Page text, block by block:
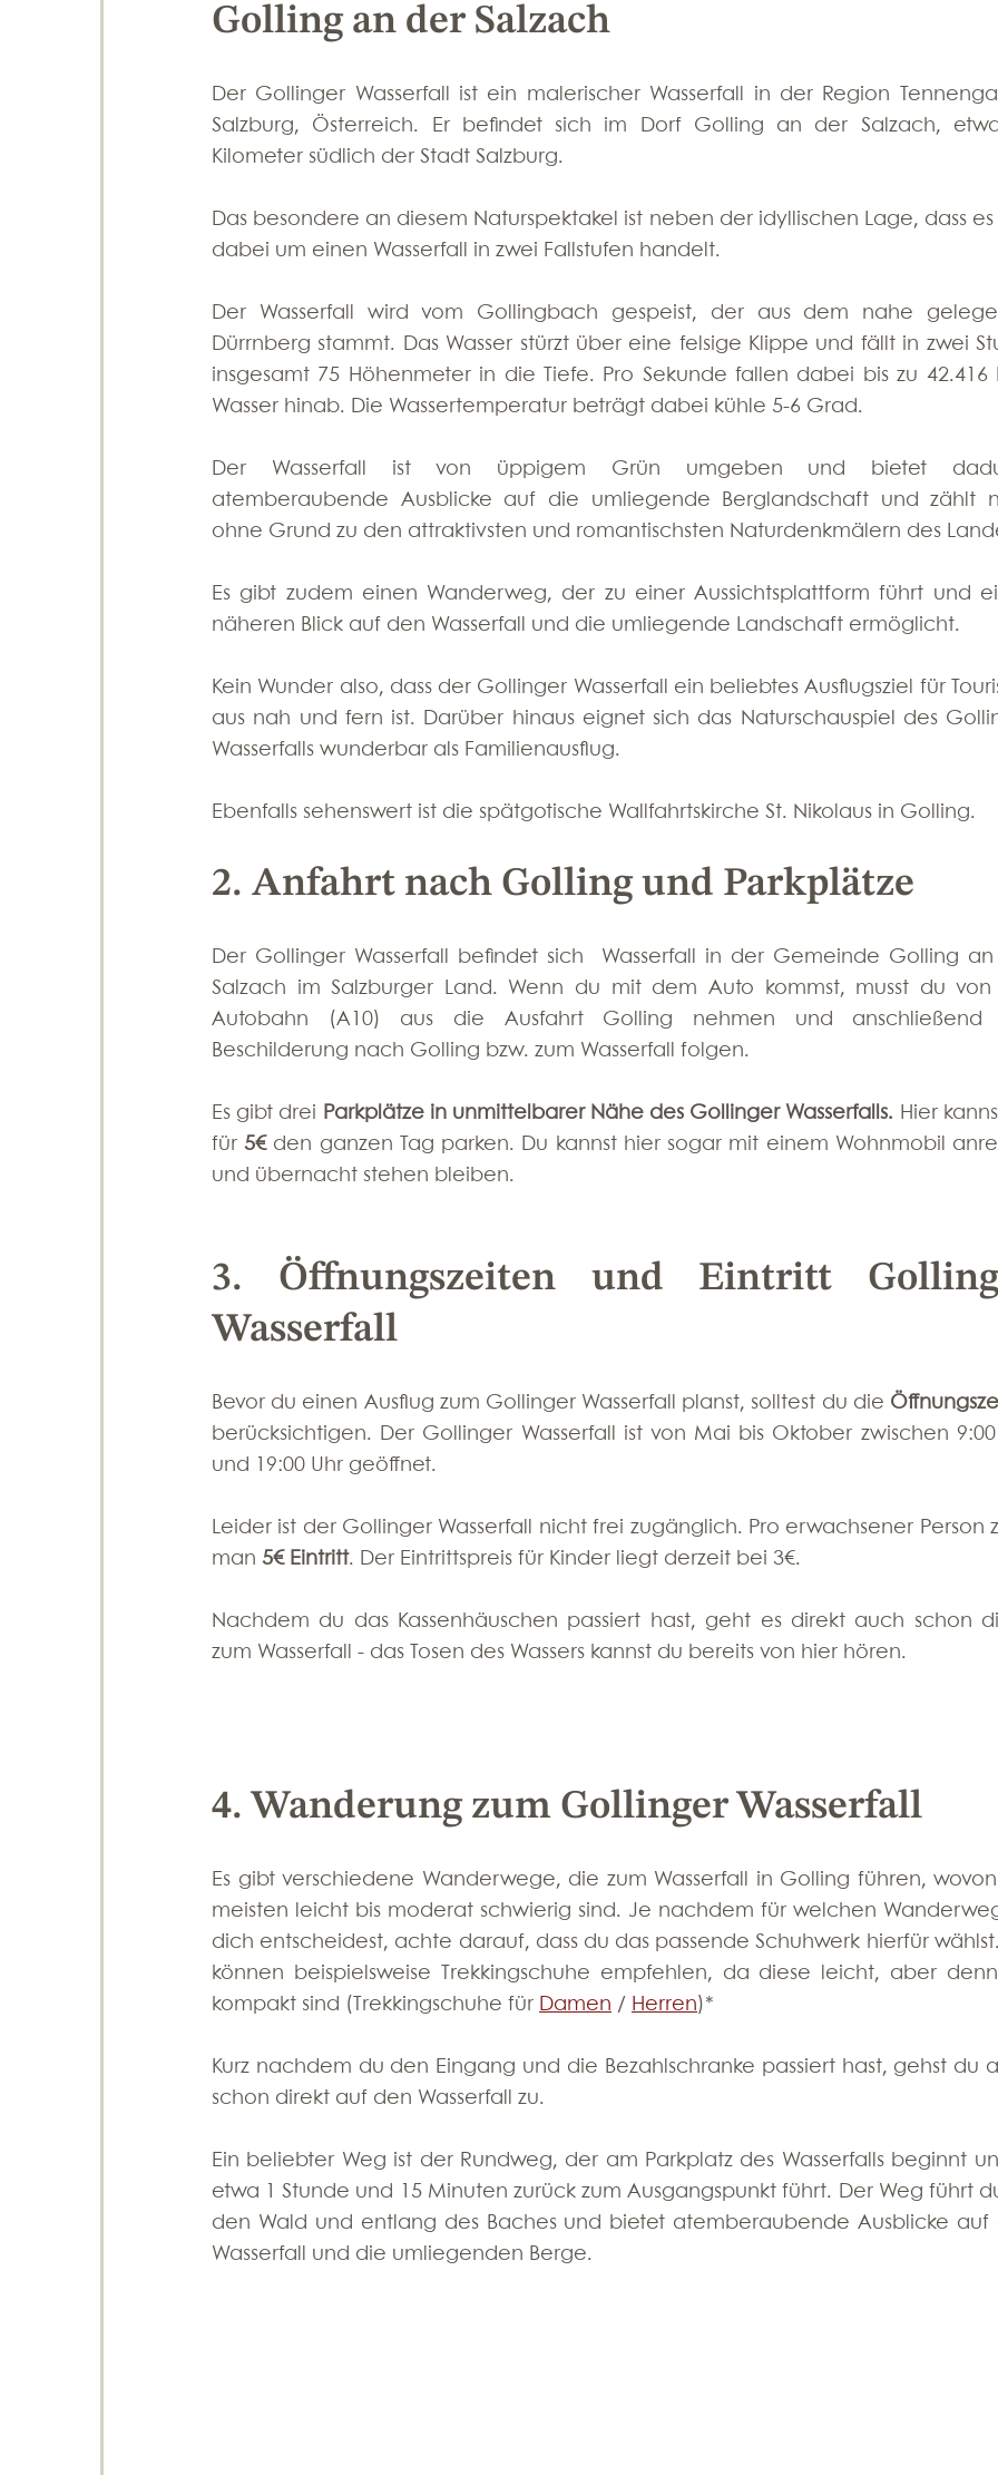
Golling an der Salzach
Der Gollinger Wasserfall ist ein malerischer Wasserfall in der Region
Salzburg, Österreich. Er befindet sich im Dorf Golling an der Salzach,
Kilometer südlich der Stadt Salzburg.
Das besondere an diesem Naturspektakel ist neben der idyllischen Lage, dass es
dabei um einen Wasserfall in zwei Fallstufen handelt.
Der Wasserfall wird vom Gollingbach gespeist, der aus dem nahe
Dürrnberg stammt. Das Wasser stürzt über eine felsige Klippe und fällt in zwei
insgesamt 75 Höhenmeter in die Tiefe. Pro Sekunde fallen dabei bis zu 42.416
Wasser hinab. Die Wassertemperatur beträgt dabei kühle 5-6 Grad.
Der Wasserfall ist von üppigem Grün umgeben und bietet
atemberaubende Ausblicke auf die umliegende Berglandschaft und zählt
ohne Grund zu den attraktivsten und romantischsten Naturdenkmälern des
Es gibt zudem einen Wanderweg, der zu einer Aussichtsplattform führt und
näheren Blick auf den Wasserfall und die umliegende Landschaft ermöglicht.
Kein Wunder also, dass der Gollinger Wasserfall ein beliebtes Ausflugsziel für
aus nah und fern ist. Darüber hinaus eignet sich das Naturschauspiel des
Wasserfalls wunderbar als Familienausflug.
Ebenfalls sehenswert ist die spätgotische Wallfahrtskirche St. Nikolaus in Golling.
2. Anfahrt nach Golling und Parkplätze
Der Gollinger Wasserfall befindet sich  Wasserfall in der Gemeinde Golling
Salzach im Salzburger Land. Wenn du mit dem Auto kommst, musst du
Autobahn (A10) aus die Ausfahrt Golling nehmen und anschließend
Beschilderung nach Golling bzw. zum Wasserfall folgen.
Es gibt drei Parkplätze in unmittelbarer Nähe des Gollinger Wasserfalls. Hier
für 5€ den ganzen Tag parken. Du kannst hier sogar mit einem Wohnmobil
und übernacht stehen bleiben.
3. Öffnungszeiten und Eintritt
Wasserfall
Bevor du einen Ausflug zum Gollinger Wasserfall planst, solltest du die
berücksichtigen. Der Gollinger Wasserfall ist von Mai bis Oktober zwischen
und 19:00 Uhr geöffnet.
Leider ist der Gollinger Wasserfall nicht frei zugänglich. Pro erwachsener Person
man 5€ Eintritt. Der Eintrittspreis für Kinder liegt derzeit bei 3€.
Nachdem du das Kassenhäuschen passiert hast, geht es direkt auch schon
zum Wasserfall - das Tosen des Wassers kannst du bereits von hier hören.
4. Wanderung zum Gollinger Wasserfall
Es gibt verschiedene Wanderwege, die zum Wasserfall in Golling führen,
meisten leicht bis moderat schwierig sind. Je nachdem für welchen
dich entscheidest, achte darauf, dass du das passende Schuhwerk hierfür
können beispielsweise Trekkingschuhe empfehlen, da diese leicht, aber
kompakt sind (Trekkingschuhe für Damen / Herren)*
Kurz nachdem du den Eingang und die Bezahlschranke passiert hast, gehst du
schon direkt auf den Wasserfall zu.
Ein beliebter Weg ist der Rundweg, der am Parkplatz des Wasserfalls beginnt
etwa 1 Stunde und 15 Minuten zurück zum Ausgangspunkt führt. Der Weg führt
den Wald und entlang des Baches und bietet atemberaubende Ausblicke auf
Wasserfall und die umliegenden Berge.